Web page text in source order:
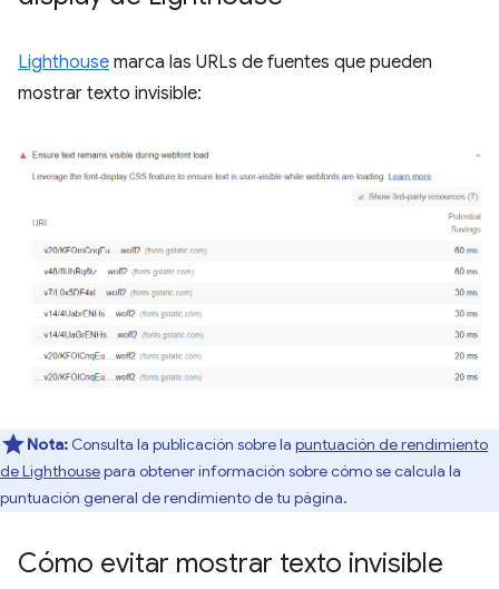
Lighthouse marca las URLs de fuentes que pueden
mostrar texto invisible:
Nota: Consulta la publicación sobre la puntuación de rendimiento
de Lighthousepara obtener información sobre cómo se calcula la
puntuación general de rendimiento de tu página.
Cómo evitar mostrar texto invisible